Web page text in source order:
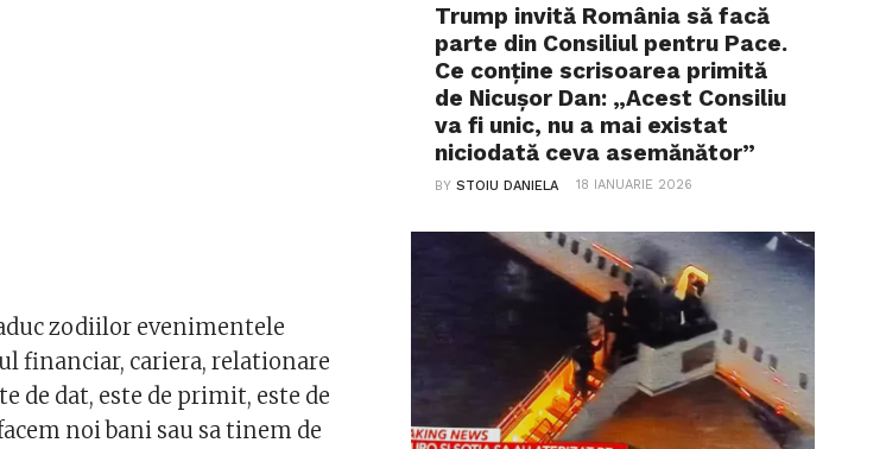
aduc zodiilor evenimentele
financiar, cariera, relationare
de dat, este de primit, este de
noi bani sau sa tinem de
Trump invită România să facă
parte din Consiliul pentru Pace.
Ce conține scrisoarea primită
de Nicușor Dan: „Acest Consiliu
va fi unic, nu a mai existat
niciodată ceva asemănător”
BYSTOIU DANIELA 18 IANUARIE 2026